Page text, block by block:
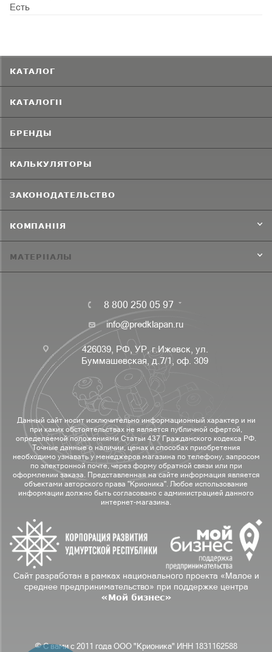
Есть
КАТАЛОГ
КАТАЛОГИ
БРЕНДЫ
КАЛЬКУЛЯТОРЫ
ЗАКОНОДАТЕЛЬСТВО
КОМПАНИЯ
МАТЕРИАЛЫ
8 800 250 05 97
info@predklapan.ru
426039, РФ, УР, г.Ижевск, ул.
Буммашевская, д.7/1, оф. 309
Данный сайт носит исключительно информационный характер и ни
при каких обстоятельствах не является публичной офертой,
определяемой положениями Статьи 437 Гражданского кодекса РФ.
Точные данные о наличии, ценах и способах приобретения
необходимо узнавать у менеджеров магазина по телефону, запросом
по электронной почте, через форму обратной связи или при
оформлении заказа. Представленная на сайте информация является
объектами авторского права "Крионика". Любое использование
информации должно быть согласовано с администрацией данного
интернет-магазина.
Сайт разработан в рамках национального проекта «Малое и
среднее предпринимательство» при поддержке центра
«Мой бизнес»
© С вами с 2011 года ООО "Крионика" ИНН 1831162588